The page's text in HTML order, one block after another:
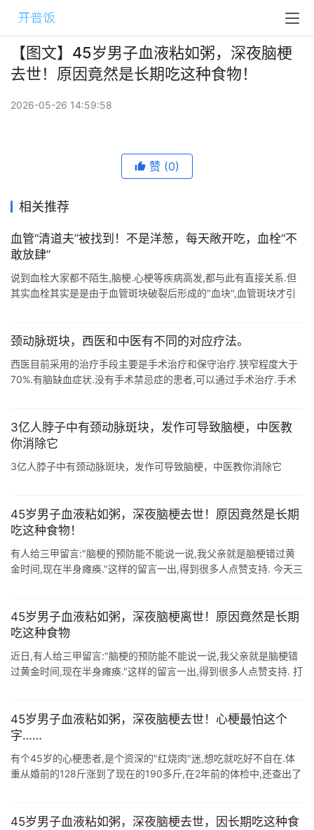
【图文】45岁男子血液粘如粥，深夜脑梗
去世！原因竟然是长期吃这种食物！
2026-05-26 14:59:58
赞 (0)
相关推荐
血管“清道夫”被找到！不是洋葱，每天敞开吃，血栓“不
敢放肆”
说到血栓大家都不陌生,脑梗.心梗等疾病高发,都与此有直接关系.但
其实血栓其实是是由于血管斑块破裂后形成的"血块",血管斑块才引
颈动脉斑块，西医和中医有不同的对应疗法。
西医目前采用的治疗手段主要是手术治疗和保守治疗.狭窄程度大于
70%.有脑缺血症状.没有手术禁忌症的患者,可以通过手术治疗.手术
3亿人脖子中有颈动脉斑块，发作可导致脑梗，中医教
你消除它
3亿人脖子中有颈动脉斑块，发作可导致脑梗，中医教你消除它
45岁男子血液粘如粥，深夜脑梗去世！原因竟然是长期
吃这种食物！
有人给三甲留言:"脑梗的预防能不能说一说,我父亲就是脑梗错过黄
金时间,现在半身瘫痪."这样的留言一出,得到很多人点赞支持. 今天三
45岁男子血液粘如粥，深夜脑梗离世！原因竟然是长期
吃这种食物
近日,有人给三甲留言:"脑梗的预防能不能说一说,我父亲就是脑梗错
过黄金时间,现在半身瘫痪."这样的留言一出,得到很多人点赞支持. 打
45岁男子血液粘如粥，深夜脑梗去世！心梗最怕这个
字……
有个45岁的心梗患者,是个资深的"红烧肉"迷,想吃就吃好不自在.体
重从婚前的128斤涨到了现在的190多斤,在2年前的体检中,还查出了
45岁男子血液粘如粥，深夜脑梗去世，因长期吃这种食